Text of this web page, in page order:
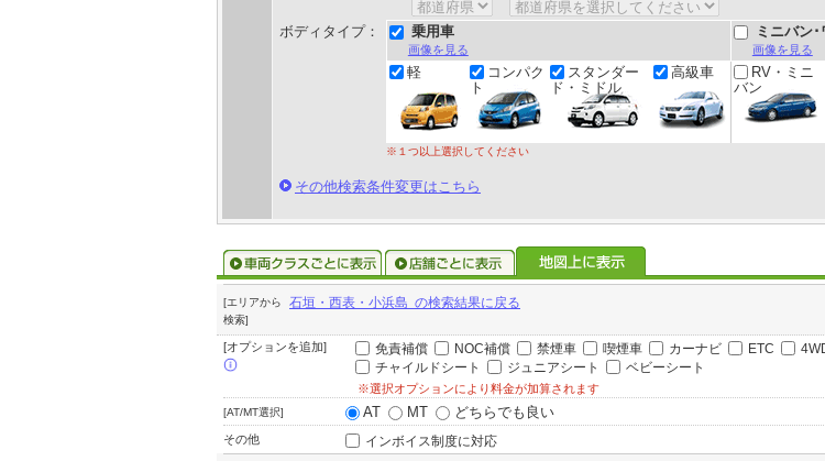
ボディタイプ： 乗用車
画像を見る
ミニバン
画像を見る
軽
コンパク
ト
スタンダー
ド・ミドル
高級車
RV・ミニ
バン
※１つ以上選択してください
その他検索条件変更はこちら
[エリアから
検索]
石垣・西表・小浜島 の検索結果に戻る
[オプションを追加] 免責補償 NOC補償 禁煙車 喫煙車 カーナビ ETC
チャイルドシート
ジュニアシート ベビーシート
※選択オプションにより料金が加算されます
[AT/MT選択] AT MT どちらでも良い
その他 インボイス制度に対応